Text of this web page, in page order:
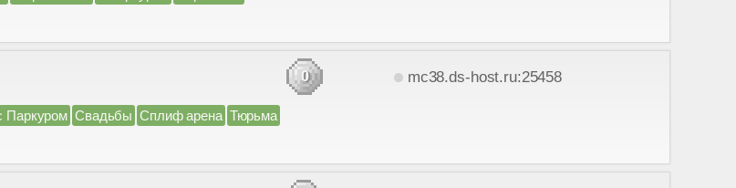
0 mc38.ds-host.ru:25458
Паркуром Свадьбы Сплиф арена Тюрьма